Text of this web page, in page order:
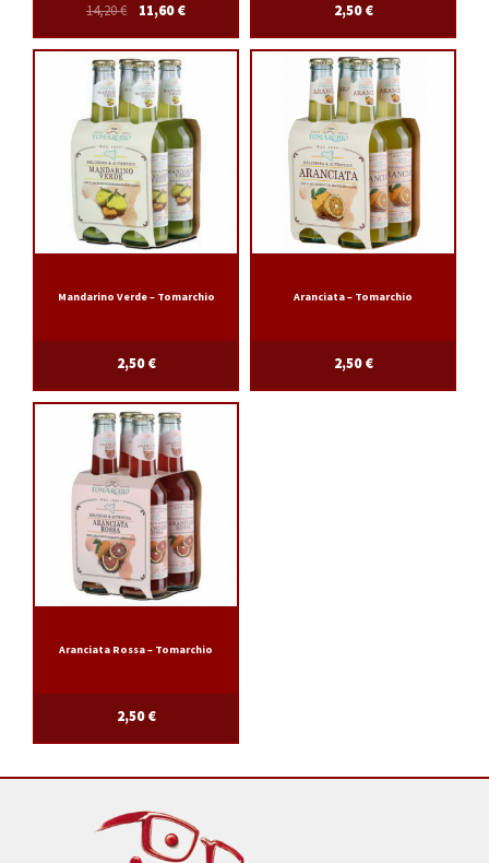
14,20€ 11,60€ 2,50€
Mandarino Verde – Tomarchio
2,50€
Aranciata – Tomarchio
2,50€
Aranciata Rossa – Tomarchio
2,50€